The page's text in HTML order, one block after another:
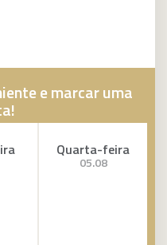
e marcar uma
Quarta-feira
05.08